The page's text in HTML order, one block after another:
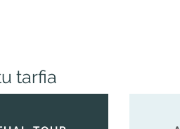
tarfia